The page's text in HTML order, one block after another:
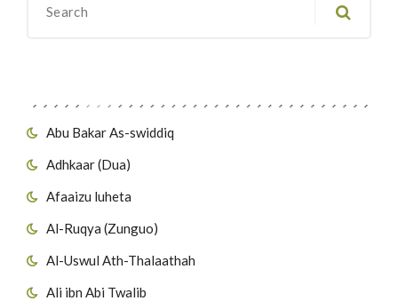
Abu Bakar As-swiddiq
Adhkaar (Dua)
Afaaizu luheta
Al-Ruqya (Zunguo)
Al-Uswul Ath-Thalaathah
Ali ibn Abi Twalib